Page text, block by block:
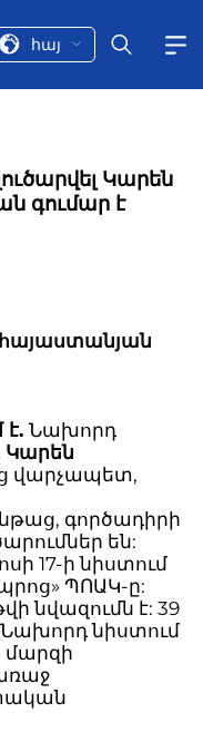
հայ
Կարեն
գումար է
հայաստանյան
Նախորդ
Կարեն
վարչապետ,
գործադիրի
են:
17-ի նիստում
ՊՈԱԿ-ը:
նվազումն է: 39
նիստում
մարզի